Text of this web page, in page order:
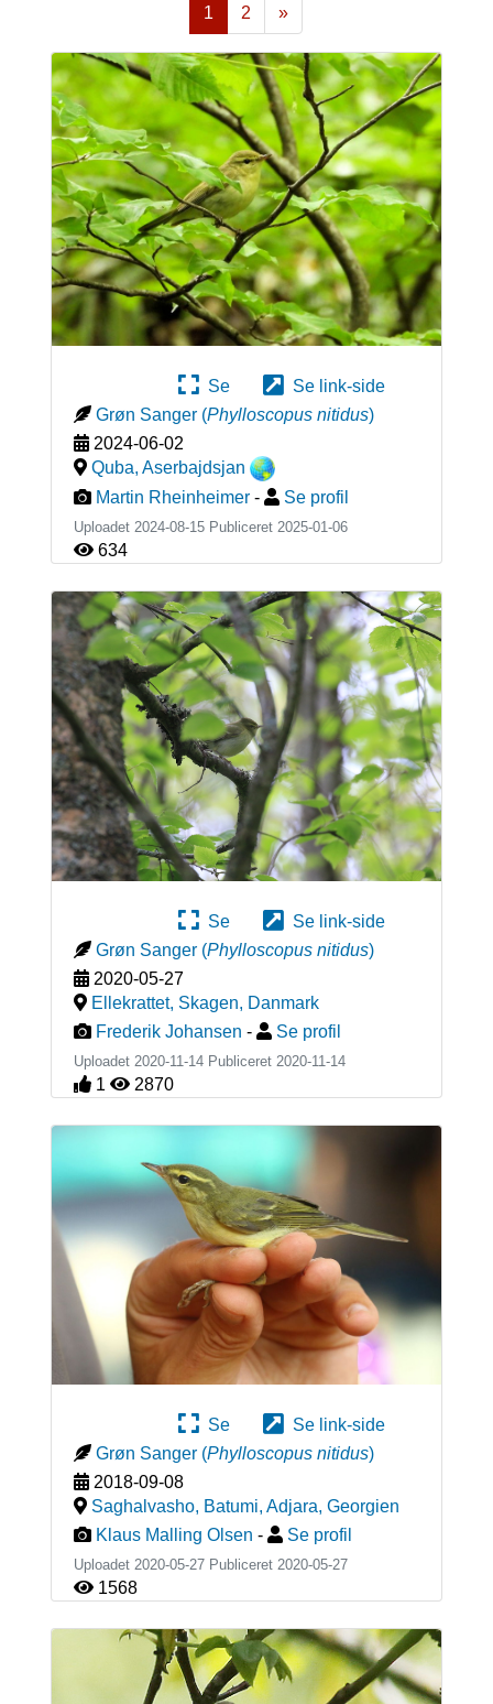
1 2
»
Næste
Se
Se link-side
Grøn Sanger (Phylloscopus nitidus)
2024-06-02
Quba, Aserbajdsjan
Martin Rheinheimer - Se profil
Uploadet 2024-08-15 Publiceret 2025-01-06
634
Se
Se link-side
Grøn Sanger (Phylloscopus nitidus)
2020-05-27
Ellekrattet, Skagen, Danmark
Frederik Johansen - Se profil
Uploadet 2020-11-14 Publiceret 2020-11-14
1 2870
Se
Se link-side
Grøn Sanger (Phylloscopus nitidus)
2018-09-08
Saghalvasho, Batumi, Adjara, Georgien
Klaus Malling Olsen - Se profil
Uploadet 2020-05-27 Publiceret 2020-05-27
1568